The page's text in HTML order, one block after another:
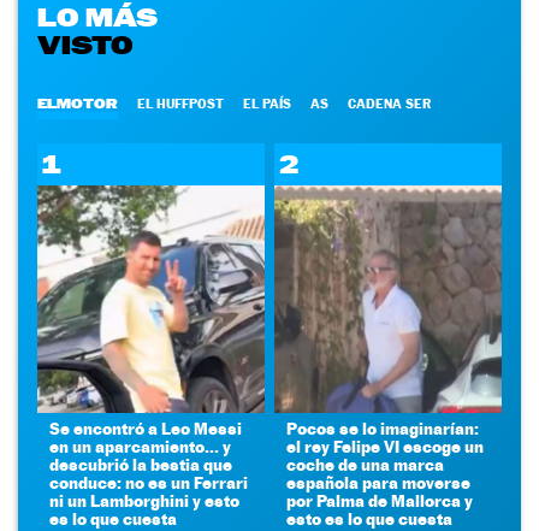
LO MÁS
VISTO
ELMOTOR EL HUFFPOST EL PAÍS AS CADENA SER
1
Se encontró a Leo Messi
en un aparcamiento... y
descubrió la bestia que
conduce: no es un Ferrari
ni un Lamborghini y esto
es lo que cuesta
2
Pocos se lo imaginarían:
el rey Felipe VI escoge un
coche de una marca
española para moverse
por Palma de Mallorca y
esto es lo que cuesta